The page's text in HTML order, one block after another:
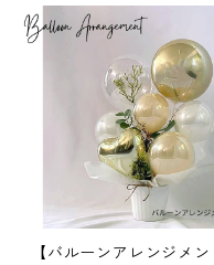
【バルーンアレンジメン